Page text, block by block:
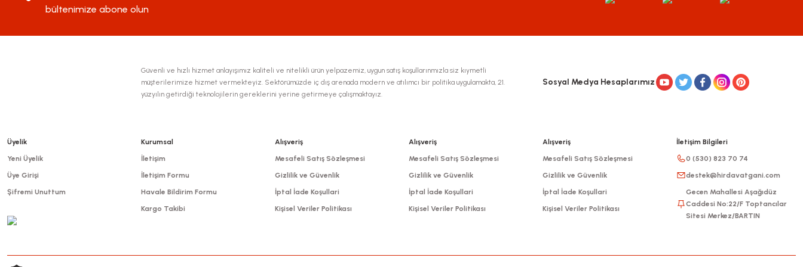
Ürün fiyatı diğer sitelerden daha pahalı.
bültenimize abone olun
Güvenli ve hızlı hizmet anlayışımız kaliteli ve nitelikli ürün yelpazemiz, uygun satış koşullarınmızla siz kıymetli
müşterilerimize hizmet vermekteyiz. Sektörümüzde iç dış arenada modern ve atılımcı bir politika uygulamakta, 21.
yüzyılın getirdiği teknolojilerin gereklerini yerine getirmeye çalışmaktayız.
Sosyal Medya Hesaplarımız
Üyelik
Yeni Üyelik
Üye Girişi
Şifremi Unuttum
Kurumsal
İletişim
İletişim Formu
Havale Bildirim Formu
Kargo Takibi
Alışveriş
Mesafeli Satış Sözleşmesi
Gizlilik ve Güvenlik
İptal İade Koşullari
Kişisel Veriler Politikası
Alışveriş
Mesafeli Satış Sözleşmesi
Gizlilik ve Güvenlik
İptal İade Koşullari
Kişisel Veriler Politikası
Alışveriş
Mesafeli Satış Sözleşmesi
Gizlilik ve Güvenlik
İptal İade Koşullari
Kişisel Veriler Politikası
İletişim Bilgileri
0 (530) 823 70 74
destek@hirdavatgani.com
Gecen Mahallesi Aşağıdüz
Caddesi No:22/F Toptancılar
Sitesi Merkez/BARTIN